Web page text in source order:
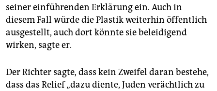
seiner einführenden Erklärung ein. Auch in
diesem Fall würde die Plastik weiterhin öffentlich
ausgestellt, auch dort könnte sie beleidigend
wirken, sagte er.
Der Richter sagte, dass kein Zweifel daran bestehe,
dass das Relief „dazu diente, Juden verächtlich zu